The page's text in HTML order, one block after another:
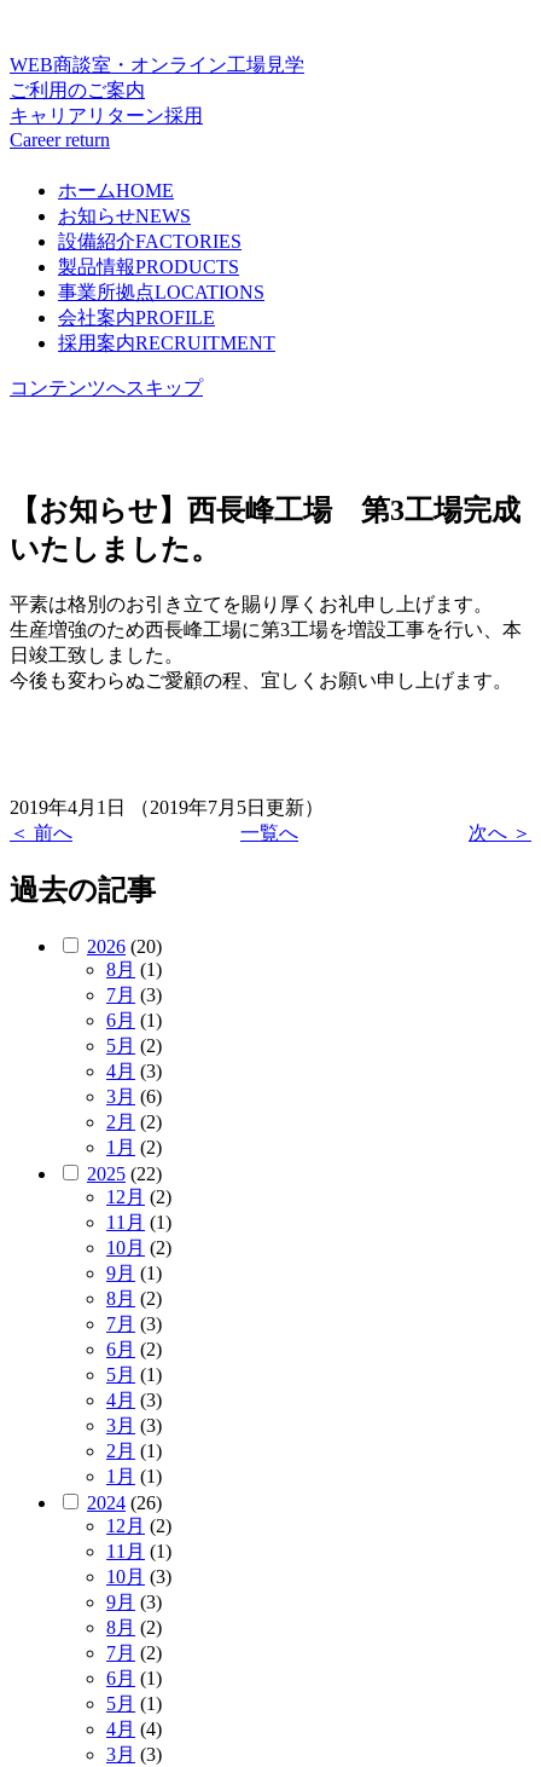
WEB商談室・オンライン工場見学
ご利用のご案内
キャリアリターン採用
Career return
ホームHOME
お知らせNEWS
設備紹介FACTORIES
製品情報PRODUCTS
事業所拠点LOCATIONS
会社案内PROFILE
採用案内RECRUITMENT
コンテンツへスキップ
【お知らせ】西長峰工場 第3工場完成
いたしました。
平素は格別のお引き立てを賜り厚くお礼申し上げます。
生産増強のため西長峰工場に第3工場を増設工事を行い、本
日竣工致しました。
今後も変わらぬご愛顧の程、宜しくお願い申し上げます。
2019年4月1日
（2019年7月5日更新）
＜ 前へ
一覧へ 次へ ＞
過去の記事
2026 (20)
8月 (1)
7月 (3)
6月 (1)
5月 (2)
4月 (3)
3月 (6)
2月 (2)
1月 (2)
2025 (22)
12月 (2)
11月 (1)
10月 (2)
9月 (1)
8月 (2)
7月 (3)
6月 (2)
5月 (1)
4月 (3)
3月 (3)
2月 (1)
1月 (1)
2024 (26)
12月 (2)
11月 (1)
10月 (3)
9月 (3)
8月 (2)
7月 (2)
6月 (1)
5月 (1)
4月 (4)
3月 (3)